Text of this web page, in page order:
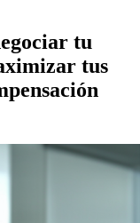
tu
tus